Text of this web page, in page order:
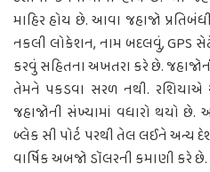
માહિર હોય છે. આવા જહાજો
નકલી લોકેશન, નામ બદલવું, GPS
કરવું સહિતના અખતરા કરે છે.
તેમને પકડવા સરળ નથી. રશિયાએ
જહાજોની સંખ્યામાં વધારો થયો
બ્લેક સી પોર્ટ પરથી તેલ લઈને અન્ય
વાર્ષિક અબજો ડૉલરની કમાણી કરે છે.